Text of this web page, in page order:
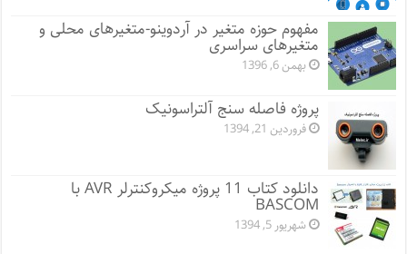
مفهوم حوزه متغیر در آردوینو-متغیرهای محلی و
متغیرهای سراسری
بهمن 6, 1396
پروژه فاصله سنج آلتراسونیک
فروردین 21, 1394
دانلود کتاب 11 پروژه میکروکنترلر AVR با
BASCOM
شهریور 5, 1394